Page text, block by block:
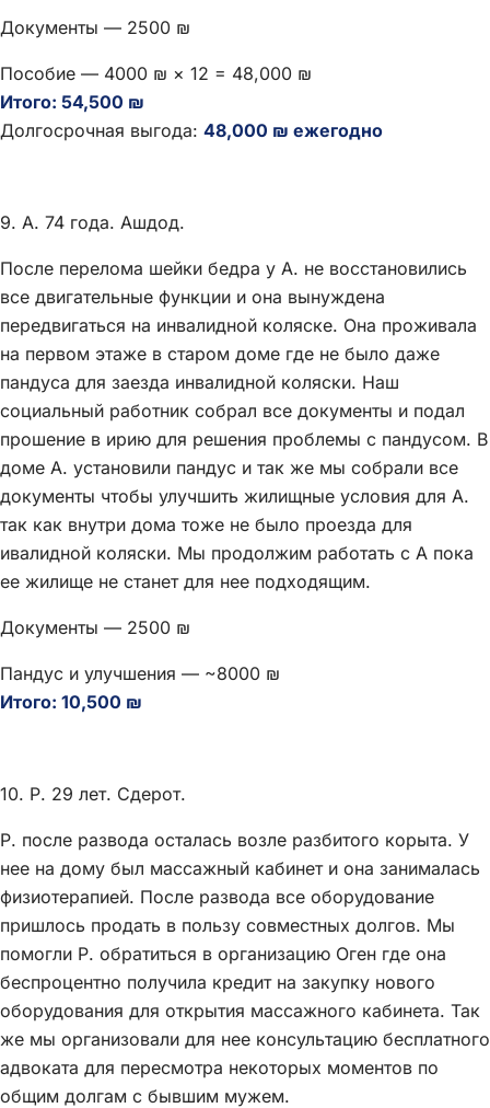
Документы — 2500 ₪
Пособие — 4000 ₪ × 12 = 48,000 ₪
Итого: 54,500 ₪
Долгосрочная выгода: 48,000 ₪ ежегодно
9. А. 74 года. Ашдод.
После перелома шейки бедра у А. не восстановились
все двигательные функции и она вынуждена
передвигаться на инвалидной коляске. Она проживала
на первом этаже в старом доме где не было даже
пандуса для заезда инвалидной коляски. Наш
социальный работник собрал все документы и подал
прошение в ирию для решения проблемы с пандусом. В
доме А. установили пандус и так же мы собрали все
документы чтобы улучшить жилищные условия для А.
так как внутри дома тоже не было проезда для
ивалидной коляски. Мы продолжим работать с А пока
ее жилище не станет для нее подходящим.
Документы — 2500 ₪
Пандус и улучшения — ~8000 ₪
Итого: 10,500 ₪
10. Р. 29 лет. Сдерот.
Р. после развода осталась возле разбитого корыта. У
нее на дому был массажный кабинет и она занималась
физиотерапией. После развода все оборудование
пришлось продать в пользу совместных долгов. Мы
помогли Р. обратиться в организацию Оген где она
беспроцентно получила кредит на закупку нового
оборудования для открытия массажного кабинета. Так
же мы организовали для нее консультацию бесплатного
адвоката для пересмотра некоторых моментов по
общим долгам с бывшим мужем.